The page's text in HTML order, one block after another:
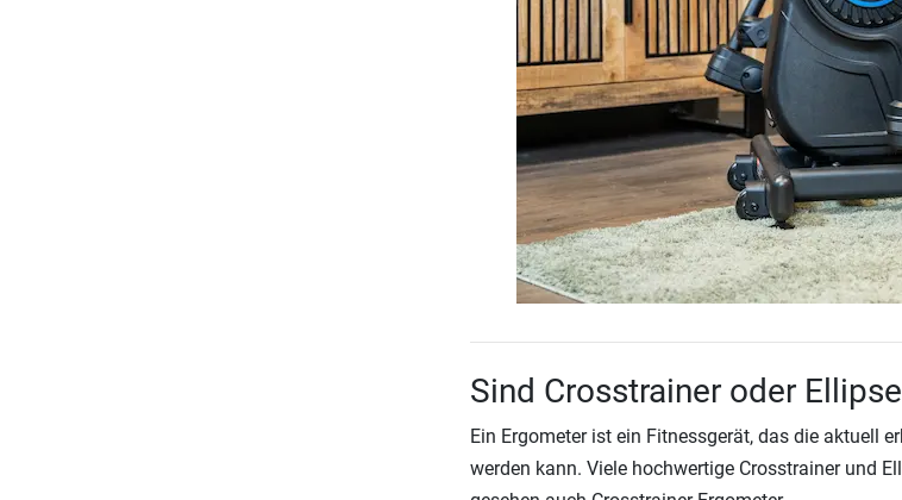
Sind Crosstrainer oder
Ein Ergometer ist ein Fitnessgerät, das die aktuell
werden kann. Viele hochwertige Crosstrainer und